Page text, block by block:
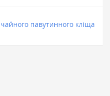
павутинного кліща